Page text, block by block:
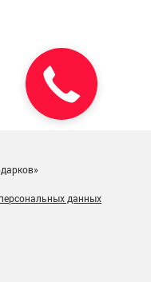
данных
Позвонить